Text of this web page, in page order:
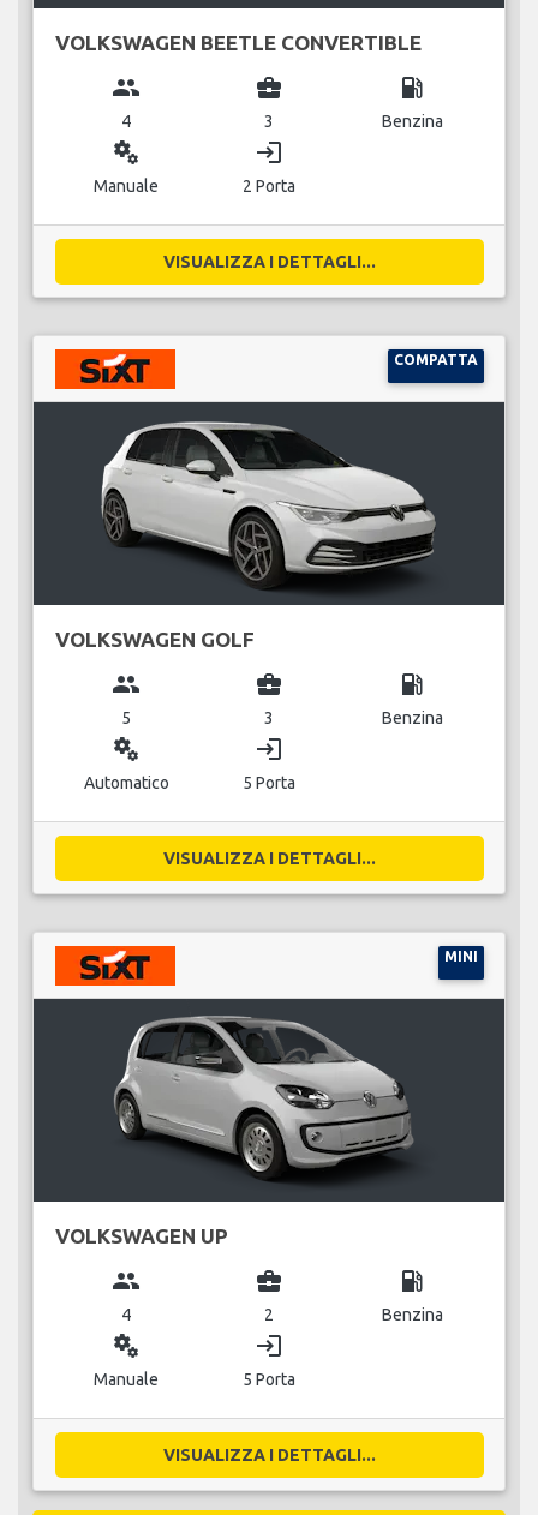
VOLKSWAGEN BEETLE CONVERTIBLE
group
4
business_center
3
local_gas_station
Benzina
miscellaneous_services
Manuale
login
2 Porta
VISUALIZZA I DETTAGLI...
COMPATTA
VOLKSWAGEN GOLF
group
5
business_center
3
local_gas_station
Benzina
miscellaneous_services
Automatico
login
5 Porta
VISUALIZZA I DETTAGLI...
MINI
VOLKSWAGEN UP
group
4
business_center
2
local_gas_station
Benzina
miscellaneous_services
Manuale
login
5 Porta
VISUALIZZA I DETTAGLI...